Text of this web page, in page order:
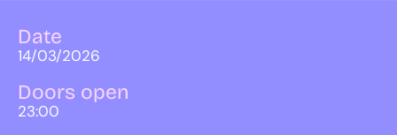
Date
14/03/2026
Doors open
23:00